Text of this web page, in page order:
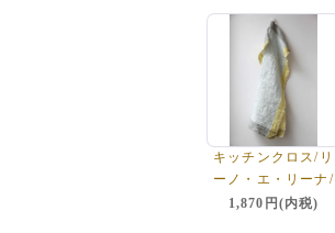
キッチンクロス/リ
ーノ・エ・リーナ/
リトアニアリネン/
1,870円(内税)